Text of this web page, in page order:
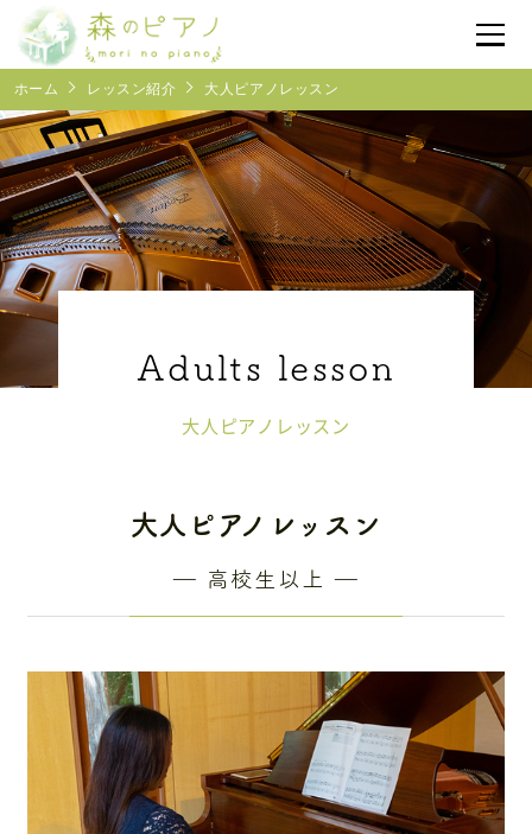
受付時間
10:00~17:00
体験レッスン予約
森のピアノについて
ホーム レッスン紹介 大人ピアノレッスン
大人ピアノレッスン
大人ピアノレッスン
― 高校生以上 ―